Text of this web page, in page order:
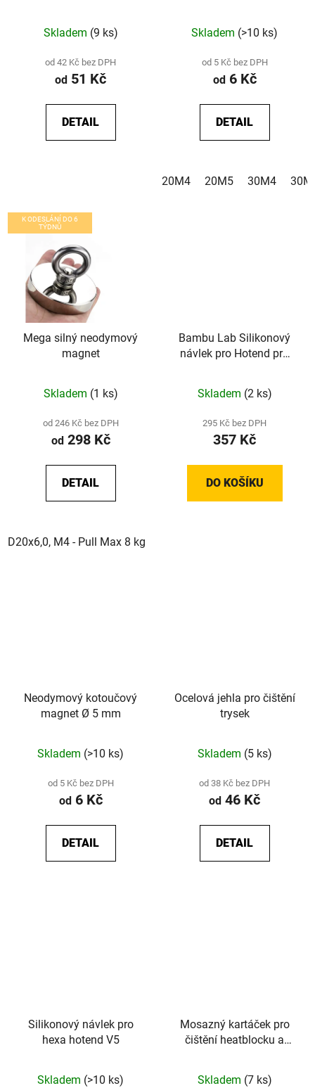
Skladem (9 ks)
od 42 Kč bez DPH
od 51 Kč
DETAIL
Skladem (>10 ks)
od 5 Kč bez DPH
od6 Kč
DETAIL
20M4 20M5 30M4
K ODESLÁNÍ DO 6
TÝDNŮ
Mega silný neodymový
magnet
Skladem (1 ks)
od 246 Kč bez DPH
od298 Kč
DETAIL
D20x6,0, M4 - Pull Max 8 kg
Bambu Lab Silikonový
návlek pro Hotend pro
Skladem (2 ks)
295 Kč bez DPH
357 Kč
DO KOŠÍKU
Neodymový kotoučový
magnet Ø 5 mm
Skladem (>10 ks)
od 5 Kč bez DPH
od6 Kč
DETAIL
Ocelová jehla pro čištění
trysek
Skladem (5 ks)
od 38 Kč bez DPH
od 46 Kč
DETAIL
Silikonový návlek pro
hexa hotend V5
Skladem (>10 ks)
Mosazný kartáček pro
čištění heatblocku a
Skladem (7 ks)